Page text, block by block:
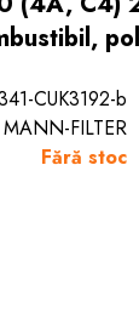
CUK3192-b
MANN-FILTER
Fără stoc